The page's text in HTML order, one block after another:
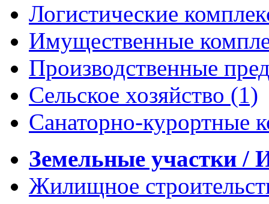
Логистические
Имущественные
Производственные
Сельское хозяйство (1)
Санаторно-курортные
Земельные участки /
Жилищное